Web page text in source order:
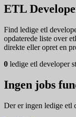
ETL
Find ledige etl
opdaterede liste over
direkte eller opret en
0 ledige etl developer
Ingen jobs
Der er ingen ledige etl